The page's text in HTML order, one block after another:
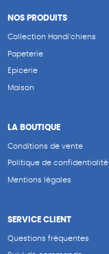
NOS PRODUITS
Collection Handi’chiens
Papeterie
Epicerie
Maison
LA BOUTIQUE
Conditions de vente
Politique de confidentialité
Mentions légales
SERVICE CLIENT
Questions fréquentes